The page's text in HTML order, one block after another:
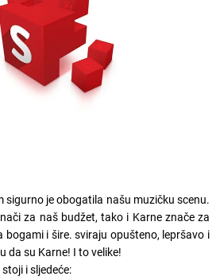
sigurno je obogatila našu muzičku scenu.
za naš budžet, tako i Karne znače za
bogami i šire. sviraju opušteno, lepršavo i
da su Karne! I to velike!
i sljedeće: